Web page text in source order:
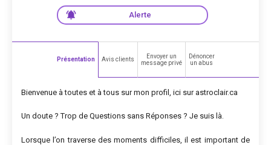
Alerte
Présentation Avis clients
Envoyer un
message privé
Dénoncer
un abus
Bienvenue à toutes et à tous sur mon profil, ici sur astroclair.ca
Un doute ? Trop de Questions sans Réponses ? Je suis là.
Lorsque l’on traverse des moments difficiles, il est important de